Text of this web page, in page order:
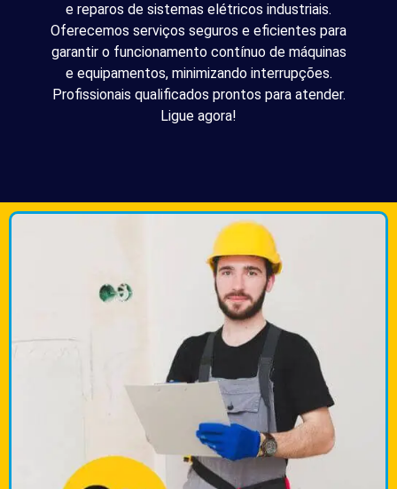
e reparos de sistemas elétricos industriais.
Oferecemos serviços seguros e eficientes para
garantir o funcionamento contínuo de máquinas
e equipamentos, minimizando interrupções.
Profissionais qualificados prontos para atender.
Ligue agora!